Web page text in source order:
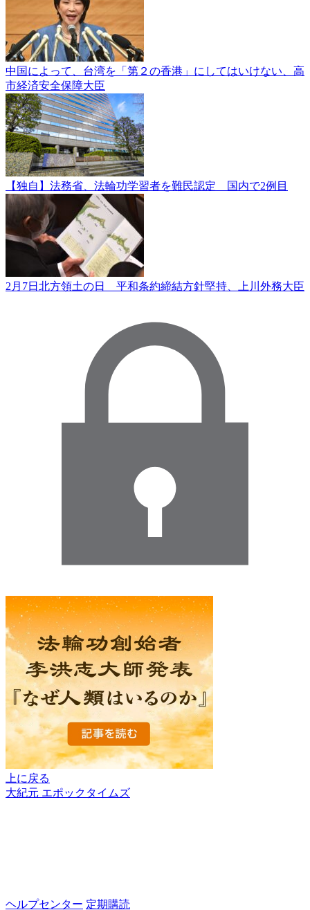
中国によって、台湾を「第２の香港」にしてはいけない、高
市経済安全保障大臣
【独自】法務省、法輪功学習者を難民認定 国内で2例目
2月7日北方領土の日 平和条約締結方針堅持、上川外務大臣
上に戻る
大紀元 エポックタイムズ
ヘルプセンター 定期購読